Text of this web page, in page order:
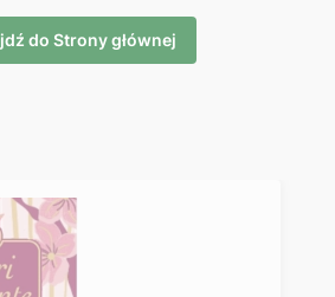
do Strony głównej